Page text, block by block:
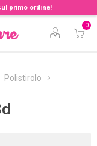
primo ordine!
0
Polistirolo